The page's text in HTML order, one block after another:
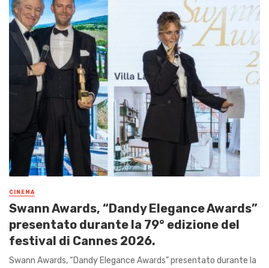
CINEMA
Swann Awards, “Dandy Elegance Awards”
presentato durante la 79° edizione del
festival di Cannes 2026.
Swann Awards, “Dandy Elegance Awards” presentato durante la